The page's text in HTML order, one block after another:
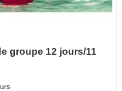
groupe 12 jours/11